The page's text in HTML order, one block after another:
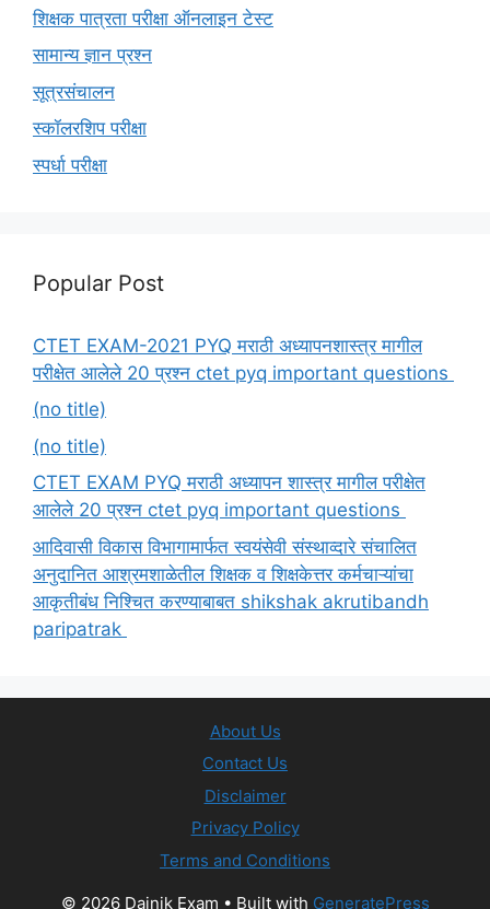
शिक्षक पात्रता परीक्षा ऑनलाइन टेस्ट
सामान्य ज्ञान प्रश्न
सूत्रसंचालन
स्कॉलरशिप परीक्षा
स्पर्धा परीक्षा
Popular Post
CTET EXAM-2021 PYQ मराठी अध्यापनशास्त्र मागील
परीक्षेत आलेले 20 प्रश्न ctet pyq important questions
(no title)
(no title)
CTET EXAM PYQ मराठी अध्यापन शास्त्र मागील परीक्षेत
आलेले 20 प्रश्न ctet pyq important questions
आदिवासी विकास विभागामार्फत स्वयंसेवी संस्थाव्दारे संचालित
अनुदानित आश्रमशाळेतील शिक्षक व शिक्षकेत्तर कर्मचाऱ्यांचा
आकृतीबंध निश्चित करण्याबाबत shikshak akrutibandh
paripatrak
About Us
Contact Us
Disclaimer
Privacy Policy
Terms and Conditions
© 2026 Dainik Exam • Built with GeneratePress